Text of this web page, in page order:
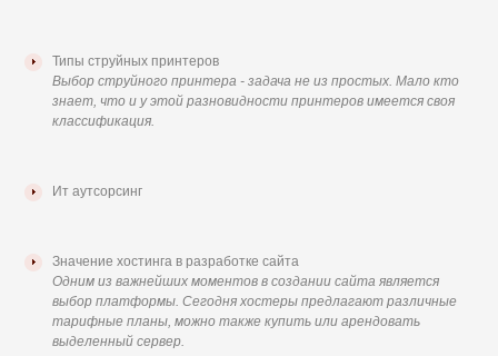
Типы струйных принтеров
Выбор струйного принтера - задача не из простых. Мало кто
знает, что и у этой разновидности принтеров имеется своя
классификация.
Ит аутсорсинг
Значение хостинга в разработке сайта
Одним из важнейших моментов в создании сайта является
выбор платформы. Сегодня хостеры предлагают различные
тарифные планы, можно также купить или арендовать
выделенный сервер.